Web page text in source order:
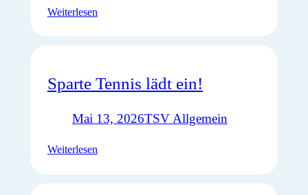
Weiterlesen
Sparte Tennis lädt ein!
Mai 13, 2026TSV Allgemein
Weiterlesen